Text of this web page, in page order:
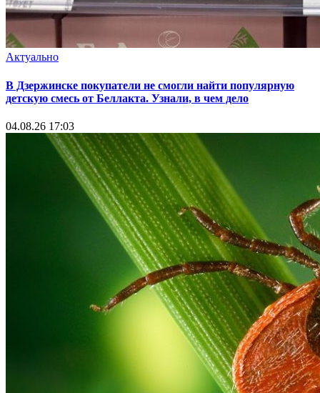
Актуально
В Дзержинске покупатели не смогли найти популярную
детскую смесь от Беллакта. Узнали, в чем дело
04.08.26 17:03